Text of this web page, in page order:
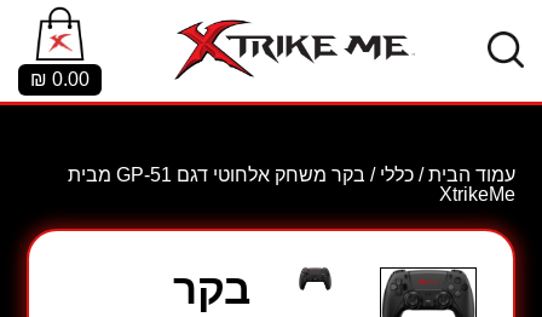
0.00
₪
עמוד הבית/כללי
/ בקר משחק אלחוטי דגם GP-51 מבית
XtrikeMe
בקר